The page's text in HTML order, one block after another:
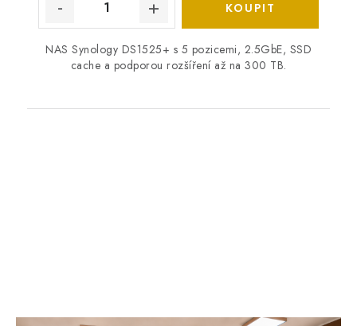
NAS Synology DS1525+ s 5 pozicemi, 2.5GbE, SSD
cache a podporou rozšíření až na 300 TB.